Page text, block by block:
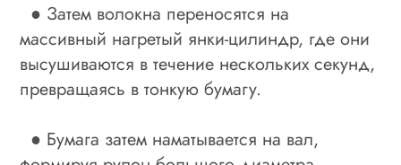
● Затем волокна переносятся на
массивный нагретый янки-цилиндр, где они
высушиваются в течение нескольких секунд,
превращаясь в тонкую бумагу.
● Бумага затем наматывается на вал,